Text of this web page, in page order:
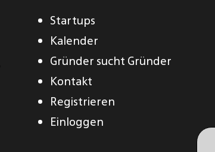
Startups
Kalender
Gründer sucht Gründer
Kontakt
Registrieren
Einloggen